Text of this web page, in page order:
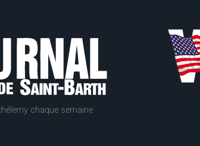
chaque semaine